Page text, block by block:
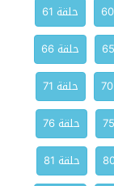
حلقة 61
حلقة 66
حلقة 71
حلقة 76
حلقة 81